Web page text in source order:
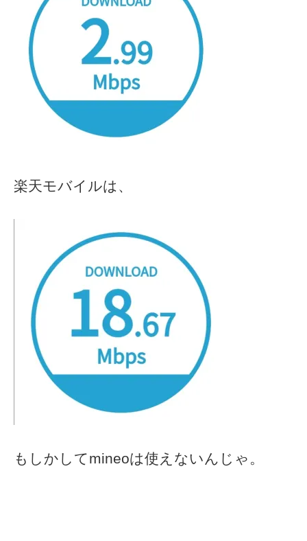
楽天モバイルは、
もしかしてmineoは使えないんじゃ。